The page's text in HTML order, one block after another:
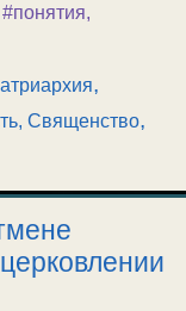
#понятия,
,
Священство,